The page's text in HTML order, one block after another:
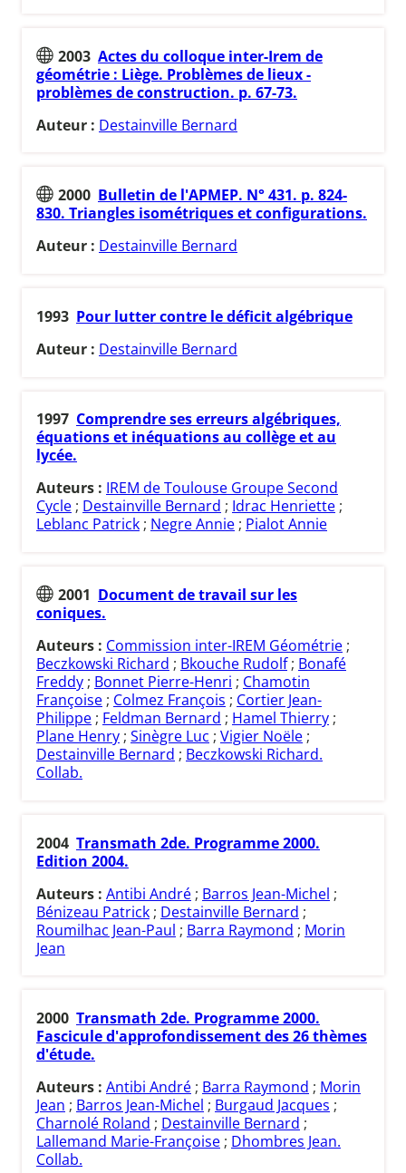
2003 Actes du colloque inter-Irem de
géométrie : Liège. Problèmes de lieux -
problèmes de construction. p. 67-73.
Auteur : Destainville Bernard
2000 Bulletin de l'APMEP. N° 431. p. 824-
830. Triangles isométriques et configurations.
Auteur : Destainville Bernard
1993 Pour lutter contre le déficit algébrique
Auteur : Destainville Bernard
1997 Comprendre ses erreurs algébriques,
équations et inéquations au collège et au
lycée.
Auteurs : IREM de Toulouse Groupe Second
Cycle ; Destainville Bernard ; Idrac Henriette ;
Leblanc Patrick ; Negre Annie ; Pialot Annie
2001 Document de travail sur les
coniques.
Auteurs : Commission inter-IREM Géométrie ;
Beczkowski Richard ; Bkouche Rudolf; Bonafé
Freddy ; Bonnet Pierre-Henri ; Chamotin
Françoise ; Colmez François ; Cortier Jean-
Philippe ; Feldman Bernard ; Hamel Thierry ;
Plane Henry ; Sinègre Luc ; Vigier Noële ;
Destainville Bernard ; Beczkowski Richard.
Collab.
2004 Transmath 2de. Programme 2000.
Edition 2004.
Auteurs : Antibi André ; Barros Jean-Michel ;
Bénizeau Patrick ; Destainville Bernard ;
Roumilhac Jean-Paul ; Barra Raymond ; Morin
Jean
2000 Transmath 2de. Programme 2000.
Fascicule d'approfondissement des 26 thèmes
d'étude.
Auteurs : Antibi André ; Barra Raymond ; Morin
Jean ; Barros Jean-Michel ; Burgaud Jacques ;
Charnolé Roland ; Destainville Bernard ;
Lallemand Marie-Françoise ; Dhombres Jean.
Collab.